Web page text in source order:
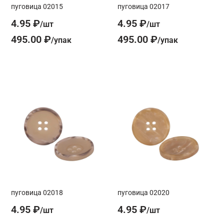
пуговица 02015
4.95 ₽
495.00 ₽
пуговица 02017
4.95 ₽
495.00 ₽
пуговица 02018
4.95 ₽
пуговица 02020
4.95 ₽